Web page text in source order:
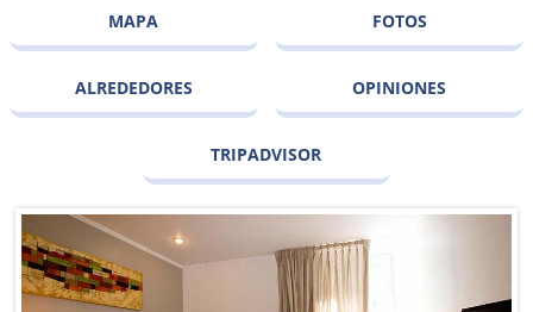
MAPA FOTOS
ALREDEDORES OPINIONES
TRIPADVISOR